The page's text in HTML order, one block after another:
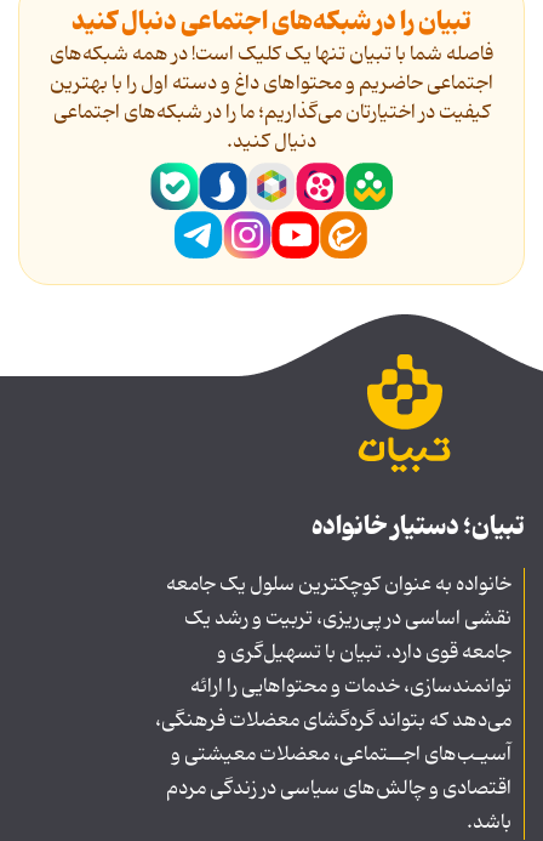
تبیان را در شبکه‌های اجتماعی دنبال کنید
فاصله شما با تبیان تنها یک کلیک است! در همه شبکه‌های
اجتماعی حاضریم و محتواهای داغ و دسته اول را با بهترین
کیفیت در اختیارتان می‌گذاریم؛ ما را در شبکه‌های اجتماعی
دنیال کنید.
تبیان؛ دستیار خانواده
خانواده به عنوان کوچکترین سلول یک جامعه
نقشی اساسی در پی‌ریزی، تربیت و رشد یک
جامعه قوی دارد. تبیان با تسهیل‌گری و
توانمندسازی، خدمات و محتواهایی را ارائه
می‌دهد که بتواند گره‌گشای معضلات فرهنگی،
آسیـب‌های اجــتماعی، معضلات معیشتی و
اقتصادی و چالش‌های سیاسی در زندگی مردم
باشد.